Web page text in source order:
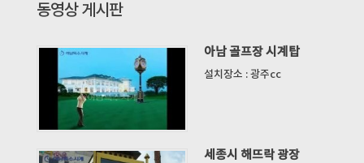
동영상 게시판
아남 골프장 시계탑
설치장소 : 광주cc
세종시 해뜨락 광장